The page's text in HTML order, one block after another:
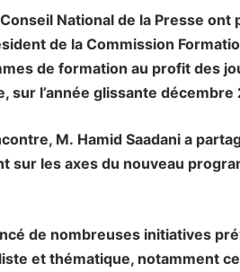
National de la Presse
de la Commission
de formation au profit des
sur l’année glissante
M. Hamid Saadani a
sur les axes du nouveau
de nombreuses initiatives
et thématique, notamment